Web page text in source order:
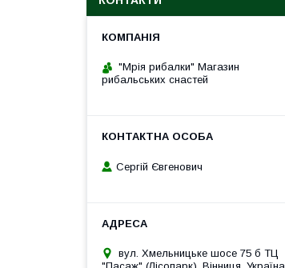
"Мрія рибалки" Магазин
рибальських снастей
Сергій Євгенович
вул. Хмельницьке шосе 75 б ТЦ